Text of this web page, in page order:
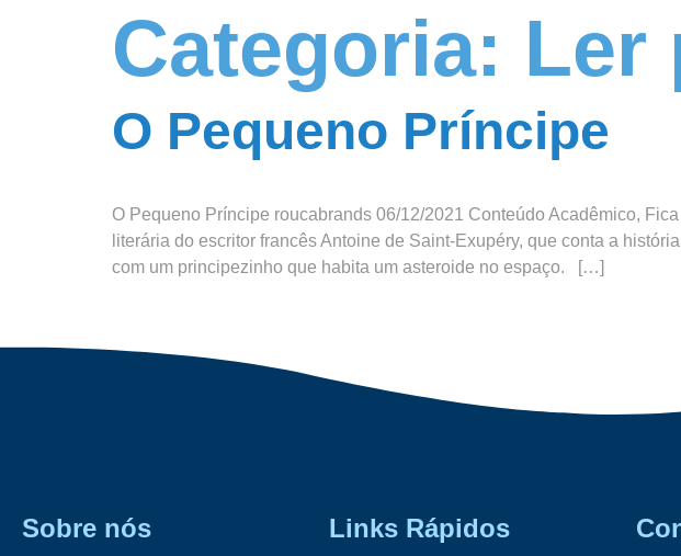
Categoria: Ler
O Pequeno Príncipe
O Pequeno Príncipe roucabrands 06/12/2021 Conteúdo Acadêmico,
literária do escritor francês Antoine de Saint-Exupéry, que conta a
com um principezinho que habita um asteroide no espaço. […]
Sobre nós Links Rápidos